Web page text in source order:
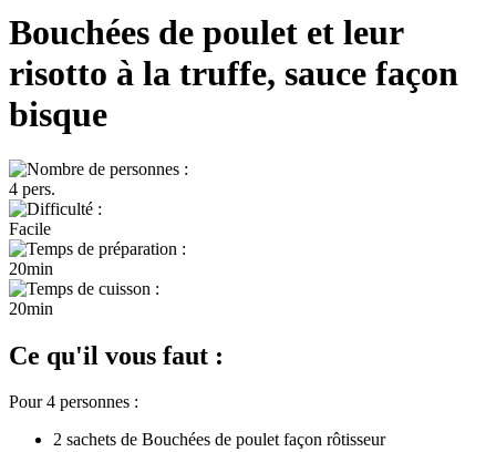
Bouchées de poulet et leur
risotto à la truffe, sauce façon
bisque
4 pers.
Facile
20min
20min
Ce qu'il vous faut :
Pour 4 personnes :
2 sachets de Bouchées de poulet façon rôtisseur